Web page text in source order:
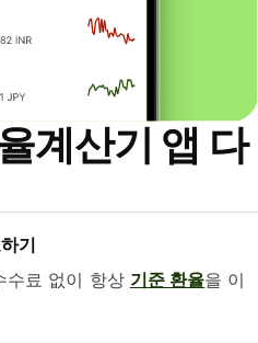
계산기 앱 다
기
수료 없이 항상 기준 환율을 이